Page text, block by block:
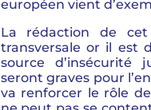
européen vient
La rédaction de
transversale or il est
source d’insécurité
seront graves pour
va renforcer le rôle